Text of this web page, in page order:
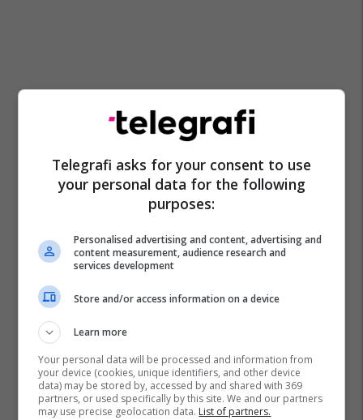
Telegrafi asks for your consent to use
your personal data for the following
purposes:
Personalised advertising and content, advertising and
content measurement, audience research and
services development
Store and/or access information on a device
Learn more
Your personal data will be processed and information from
your device (cookies, unique identifiers, and other device
data) may be stored by, accessed by and shared with 369
partners, or used specifically by this site. We and our partners
may use precise geolocation data. List of partners.